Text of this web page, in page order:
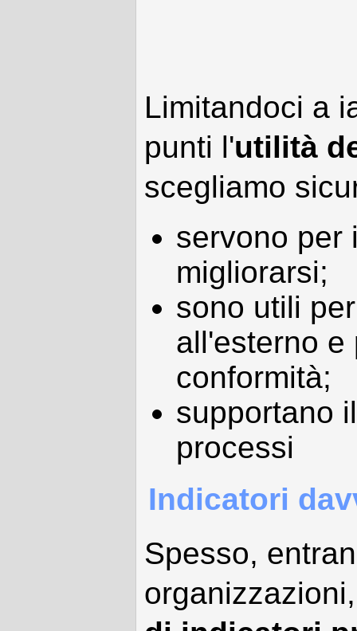
Limitandoci a
punti l'utilità
scegliamo
servono per
migliorarsi;
sono utili
all'esterno e
conformità;
supportano
processi
Indicatori
Spesso,